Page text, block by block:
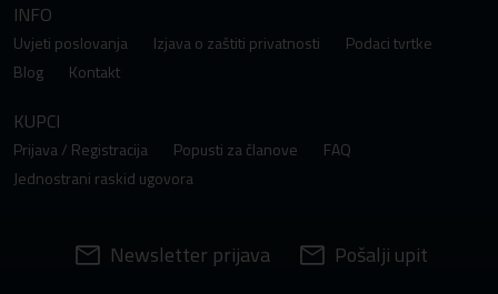
INFO
Uvjeti poslovanja Izjava o zaštiti privatnosti
Podaci tvrtke
Blog
Kontakt
KUPCI
Prijava / Registracija Popusti za članove
FAQ
Jednostrani raskid ugovora
Newsletter prijava Pošalji upit